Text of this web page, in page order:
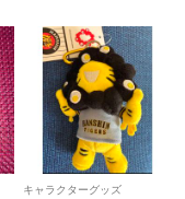
キャラクターグッズ